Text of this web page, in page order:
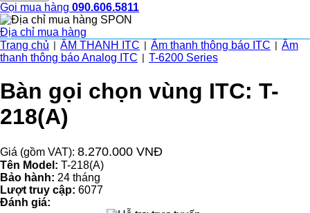
Gọi mua hàng 090.606.5811
Địa chỉ mua hàng
Trang chủ
ÂM THANH ITC Âm thanh thông báo ITC
Âm
thanh thông báo Analog ITC
T-6200 Series
Bàn gọi chọn vùng ITC: T-
218(A)
Giá (gồm VAT): 8.270.000 VNĐ
Tên Model: T-218(A)
Bảo hành: 24 tháng
Lượt truy cập: 6077
Đánh giá: